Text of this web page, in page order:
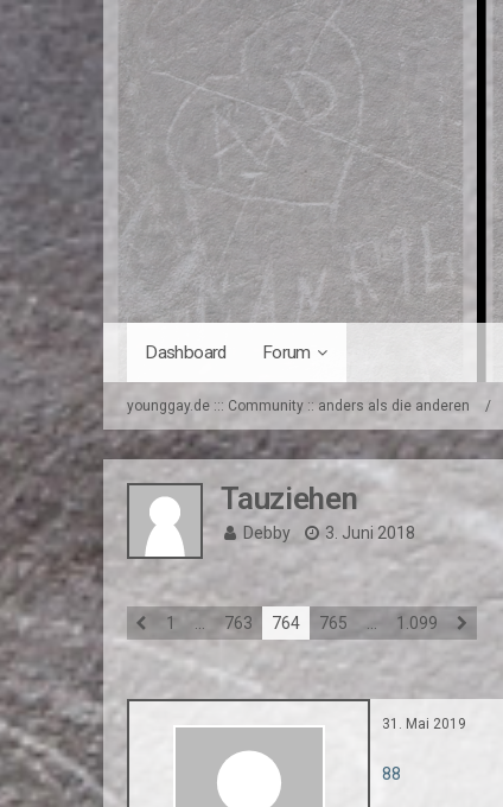
Dashboard Forum
younggay.de ::: Community :: anders als die anderen
Tauziehen
Debby 3. Juni 2018
1 763 764 765 1.099
31. Mai 2019
88